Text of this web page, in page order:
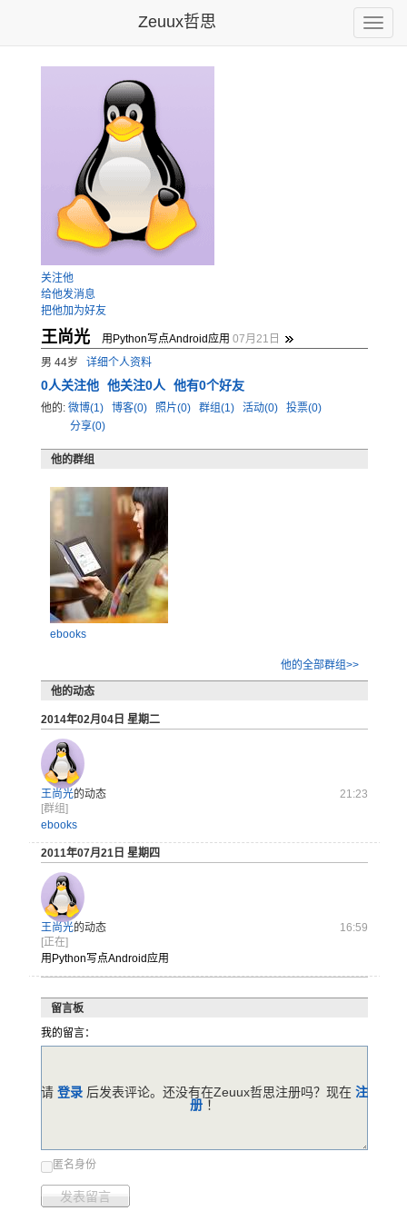
Toggle
Zeuux哲思
关注他
给他发消息
把他加为好友
王尚光 用Python写点Android应用 07月21日
男 44岁 详细个人资料
0人关注他 他关注0人 他有0个好友
他的: 微博(1) 博客(0) 照片(0) 群组(1) 活动(0)
投票(0)
分享(0)
他的群组
ebooks
他的全部群组>>
他的动态
2014年02月04日 星期二
王尚光的动态
21:23
[群组]
ebooks
2011年07月21日 星期四
王尚光的动态
16:59
[正在]
用Python写点Android应用
留言板
我的留言：
匿名身份
发表留言
请 登录 后发表评论。还没有在Zeuux哲思注册吗？现在 注
册 ！